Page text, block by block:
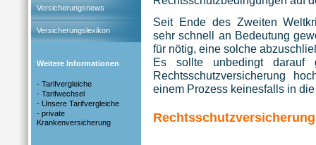
Versicherungsnews
Versicherungslexikon
Weitere Informationen
- Tarifvergleiche
- Tarifwechsel
- Unsere Tarifvergleiche
- private
Krankenversicherung
Seit Ende des Zweiten
sehr schnell an Bedeutung
für nötig, eine solche
Es sollte unbedingt darauf
Rechtsschutzversicherung
einem Prozess keinesfalls in